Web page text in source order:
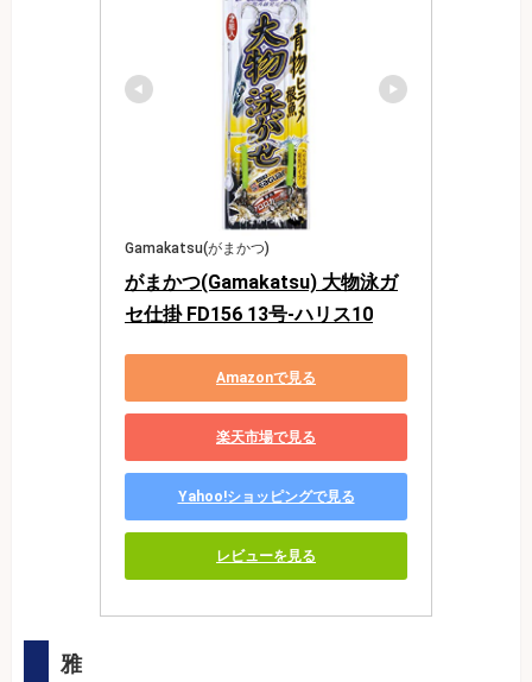
Gamakatsu(がまかつ)
がまかつ(Gamakatsu) 大物泳ガ
セ仕掛 FD156 13号-ハリス10
Amazonで見る
楽天市場で見る
Yahoo!ショッピングで見る
レビューを見る
雅